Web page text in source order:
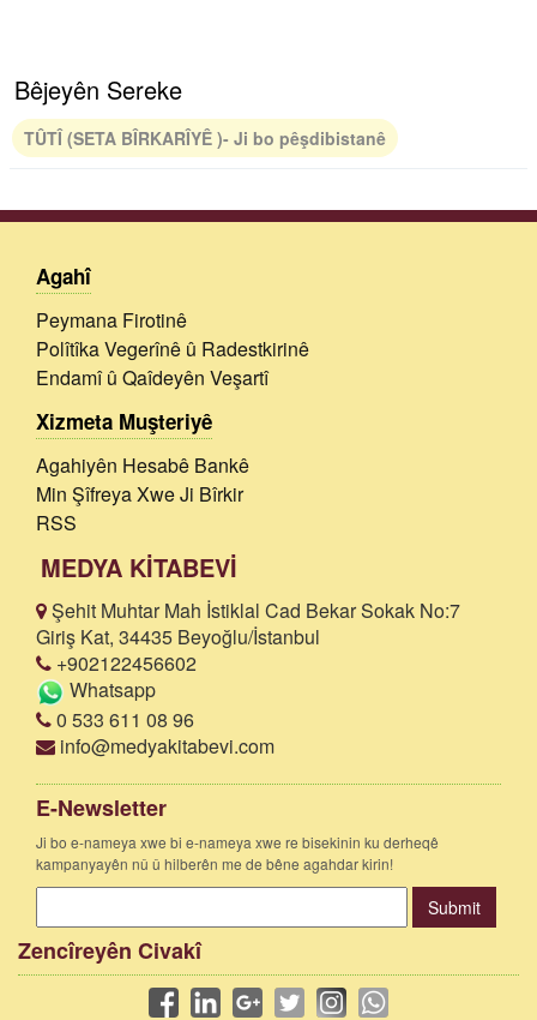
Bêjeyên Sereke
TÛTÎ (SETA BÎRKARÎYÊ )- Ji bo pêşdibistanê
Agahî
Peymana Firotinê
Polîtîka Vegerînê û Radestkirinê
Endamî û Qaîdeyên Veşartî
Xizmeta Muşteriyê
Agahiyên Hesabê Bankê
Min Şîfreya Xwe Ji Bîrkir
RSS
MEDYA KİTABEVİ
Şehit Muhtar Mah İstiklal Cad Bekar Sokak No:7
Giriş Kat, 34435 Beyoğlu/İstanbul
+902122456602
Whatsapp
0 533 611 08 96
info@medyakitabevi.com
E-Newsletter
Ji bo e-nameya xwe bi e-nameya xwe re bisekinin ku derheqê
kampanyayên nû û hilberên me de bêne agahdar kirin!
Submit
Zencîreyên Civakî